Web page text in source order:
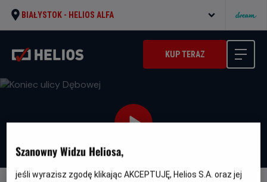
BIAŁYSTOK - HELIOS ALFA
KUP TERAZ
Szanowny Widzu Heliosa,
jeśli wyrazisz zgodę klikając AKCEPTUJĘ, Helios S.A. oraz jej